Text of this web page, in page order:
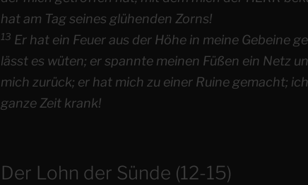
hat am Tag seines glühenden Zorns!
13 Er hat ein Feuer aus der Höhe in meine Gebeine
lässt es wüten; er spannte meinen Füßen ein Netz
mich zurück; er hat mich zu einer Ruine gemacht;
ganze Zeit krank!
Der Lohn der Sünde (12-15)